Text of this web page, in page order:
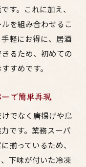
す。これに加え、
を組み合わせるこ
軽にお得に、居酒
るため、初めての
すめです。
で簡単再現
でなく唐揚げや鳥
です。業務スーパ
揃っているため、
下味が付いた冷凍